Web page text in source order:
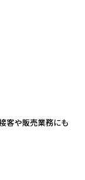
客や販売業務にも